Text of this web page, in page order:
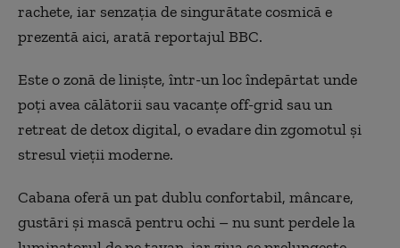
rachete, iar senzația de singurătate cosmică e
prezentă aici, arată reportajul BBC.
Este o zonă de liniște, într-un loc îndepărtat unde
poți avea călătorii sau vacanțe off-grid sau un
retreat de detox digital, o evadare din zgomotul și
stresul vieții moderne.
Cabana oferă un pat dublu confortabil, mâncare,
gustări și mască pentru ochi – nu sunt perdele la